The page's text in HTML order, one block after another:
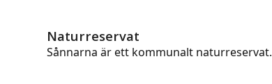
Naturreservat
Sånnarna är ett kommunalt naturreservat.